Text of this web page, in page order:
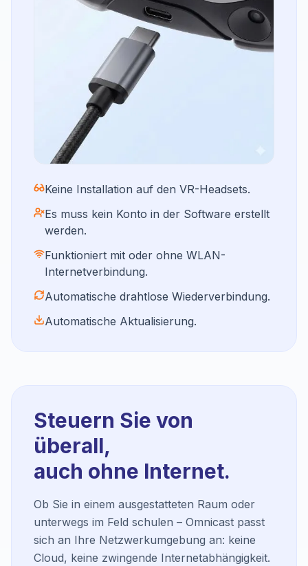
Keine Installation auf den VR-Headsets.
Es muss kein Konto in der Software erstellt
werden.
Funktioniert mit oder ohne WLAN-
Internetverbindung.
Automatische drahtlose Wiederverbindung.
Automatische Aktualisierung.
Steuern Sie von
überall,
auch ohne Internet.
Ob Sie in einem ausgestatteten Raum oder
unterwegs im Feld schulen – Omnicast passt
sich an Ihre Netzwerkumgebung an: keine
Cloud, keine zwingende Internetabhängigkeit.